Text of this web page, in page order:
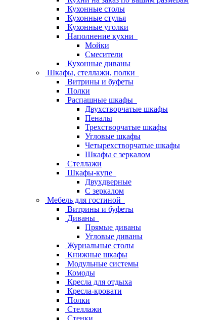
Кухонные столы
Кухонные стулья
Кухонные уголки
Наполнение кухни
Мойки
Смесители
Кухонные диваны
Шкафы, стеллажи, полки
Витрины и буфеты
Полки
Распашные шкафы
Двухстворчатые шкафы
Пеналы
Трехстворчатые шкафы
Угловые шкафы
Четырехстворчатые шкафы
Шкафы с зеркалом
Стеллажи
Шкафы-купе
Двухдверные
С зеркалом
Мебель для гостиной
Витрины и буфеты
Диваны
Прямые диваны
Угловые диваны
Журнальные столы
Книжные шкафы
Модульные системы
Комоды
Кресла для отдыха
Кресла-кровати
Полки
Стеллажи
Стенки